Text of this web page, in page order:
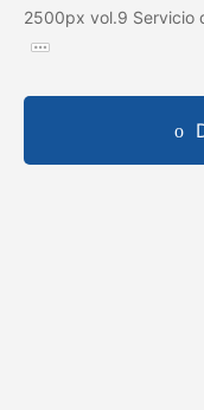
2500px vol.9 Servicio